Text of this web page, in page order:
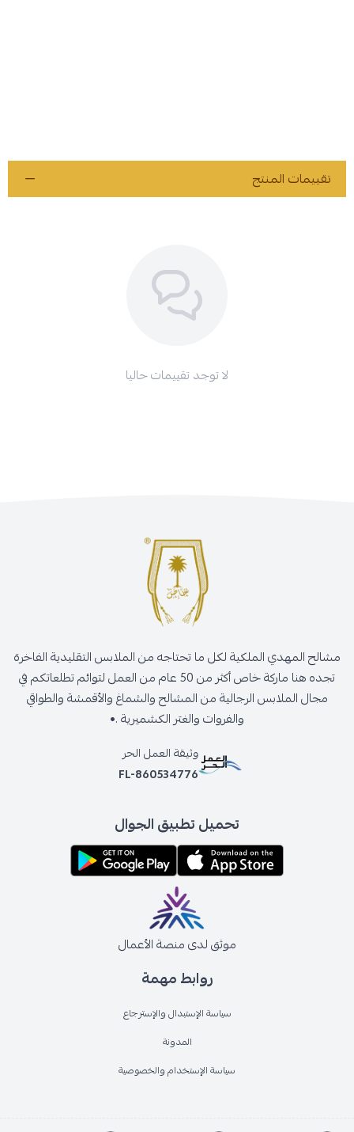
تقييمات المنتج
لا توجد تقييمات حاليا
روابط مهمة
سياسة الإستبدال والإسترجاع
المدونة
سياسة الإستخدام والخصوصية
مشالح المهدي الملكية لكل ما تحتاجه من الملابس التقليدية الفاخرة
تجده هنا ماركة خاص أكثر من 50 عام من العمل لتوائم تطلعاتكم في
مجال الملابس الرجالية من المشالح والشماغ والأقمشة والطواقي
والفروات والغتر الكشميرية .•
وثيقة العمل الحر
FL-860534776
تحميل تطبيق الجوال
موثق لدى منصة الأعمال